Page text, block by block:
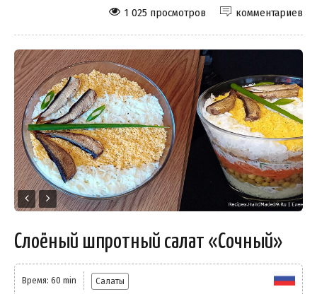
комментариев
1 025 просмотров
Слоёный шпротный салат «Сочный»
Время: 60 min Салаты